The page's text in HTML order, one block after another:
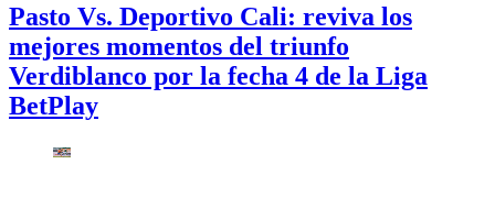
Pasto Vs. Deportivo Cali: reviva los
mejores momentos del triunfo
Verdiblanco por la fecha 4 de la Liga
BetPlay